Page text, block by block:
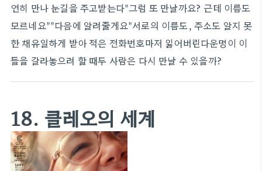
연히 만나 눈길을 주고받는다"그럼 또 만날까요? 근데 이름도
모르네요""다음에 알려줄게요"서로의 이름도, 주소도 알지 못
한 채유일하게 받아 적은 전화번호마저 잃어버린다운명이 이
들을 갈라놓으려 할 때두 사람은 다시 만날 수 있을까?
18. 클레오의 세계